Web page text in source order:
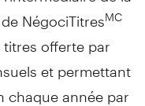
NégociTitresMC
offerte par
et permettant
année par